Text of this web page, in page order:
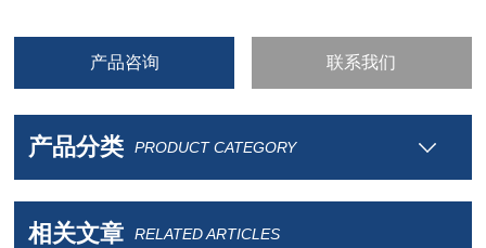
产品咨询 联系我们
产品分类 PRODUCT CATEGORY
相关文章 RELATED ARTICLES